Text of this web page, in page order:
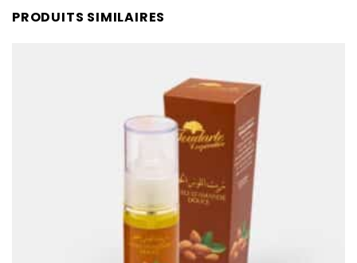
PRODUITS SIMILAIRES